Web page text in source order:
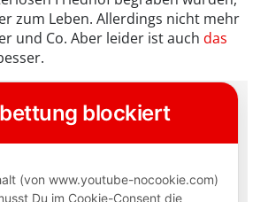
zum Leben. Allerdings nicht mehr
und Co. Aber leider ist auch das